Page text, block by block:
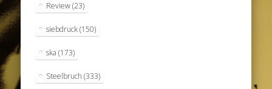
Review(23)
siebdruck(150)
ska (173)
Steelbruch (333)